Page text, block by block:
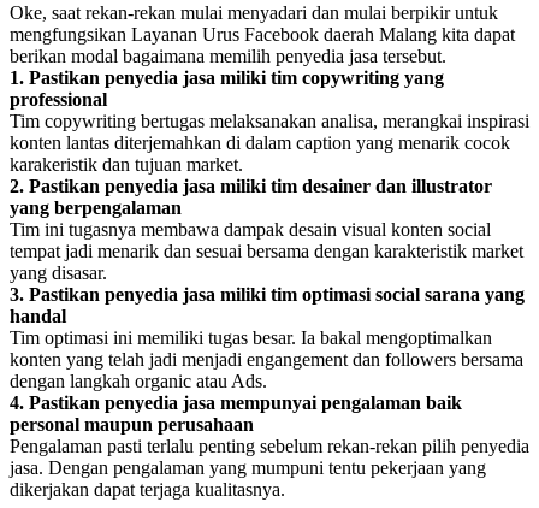
Oke, saat rekan-rekan mulai menyadari dan mulai berpikir untuk
mengfungsikan Layanan Urus Facebook daerah Malang kita dapat
berikan modal bagaimana memilih penyedia jasa tersebut.
1. Pastikan penyedia jasa miliki tim copywriting yang
professional
Tim copywriting bertugas melaksanakan analisa, merangkai inspirasi
konten lantas diterjemahkan di dalam caption yang menarik cocok
karakeristik dan tujuan market.
2. Pastikan penyedia jasa miliki tim desainer dan illustrator
yang berpengalaman
Tim ini tugasnya membawa dampak desain visual konten social
tempat jadi menarik dan sesuai bersama dengan karakteristik market
yang disasar.
3. Pastikan penyedia jasa miliki tim optimasi social sarana yang
handal
Tim optimasi ini memiliki tugas besar. Ia bakal mengoptimalkan
konten yang telah jadi menjadi engangement dan followers bersama
dengan langkah organic atau Ads.
4. Pastikan penyedia jasa mempunyai pengalaman baik
personal maupun perusahaan
Pengalaman pasti terlalu penting sebelum rekan-rekan pilih penyedia
jasa. Dengan pengalaman yang mumpuni tentu pekerjaan yang
dikerjakan dapat terjaga kualitasnya.